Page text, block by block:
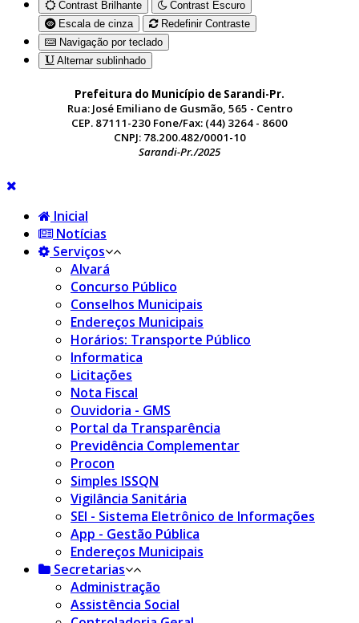
Contrast Brilhante
Contrast Escuro
Escala de cinza
Redefinir Contraste
Navigação por teclado
Alternar sublinhado
Prefeitura do Município de Sarandi-Pr.
Rua: José Emiliano de Gusmão, 565 - Centro
CEP. 87111-230 Fone/Fax: (44) 3264 - 8600
CNPJ: 78.200.482/0001-10
Sarandi-Pr./2025
Inicial
Notícias
Serviços
Alvará
Concurso Público
Conselhos Municipais
Endereços Municipais
Horários: Transporte Público
Informatica
Licitações
Nota Fiscal
Ouvidoria - GMS
Portal da Transparência
Previdência Complementar
Procon
Simples ISSQN
Vigilância Sanitária
SEI - Sistema Eletrônico de Informações
App - Gestão Pública
Endereços Municipais
Secretarias
Administração
Assistência Social